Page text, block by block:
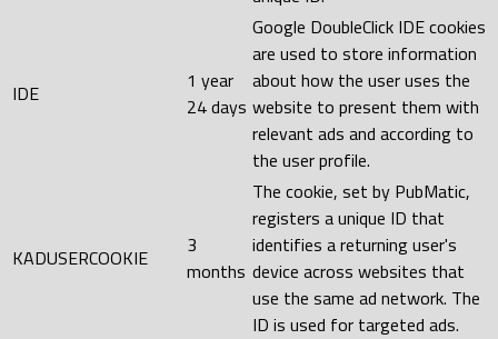
IDE
1 year
24 days
Google DoubleClick IDE cookies
are used to store information
about how the user uses the
website to present them with
relevant ads and according to
the user profile.
KADUSERCOOKIE
3
months
The cookie, set by PubMatic,
registers a unique ID that
identifies a returning user's
device across websites that
use the same ad network. The
ID is used for targeted ads.